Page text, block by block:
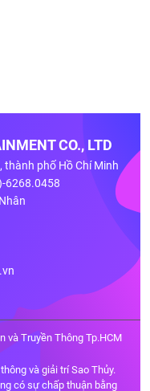
CO., LTD
thành phố Hồ Chí Minh
6268.0458
và Truyền Thông Tp.HCM
và giải trí Sao Thủy.
có sự chấp thuận bằng